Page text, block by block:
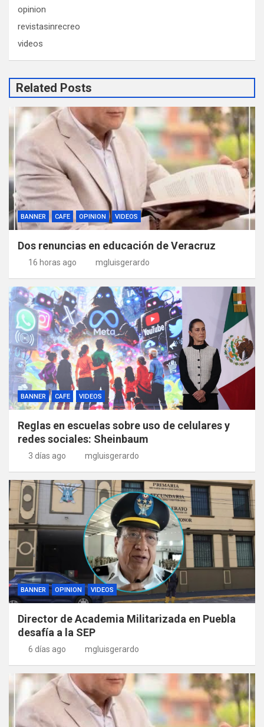
opinion
revistasinrecreo
videos
Related Posts
BANNER CAFE OPINION VIDEOS
Dos renuncias en educación de Veracruz
16 horas ago mgluisgerardo
BANNER CAFE VIDEOS
Reglas en escuelas sobre uso de celulares y
redes sociales: Sheinbaum
3 días ago mgluisgerardo
BANNER OPINION VIDEOS
Director de Academia Militarizada en Puebla
desafía a la SEP
6 días ago mgluisgerardo